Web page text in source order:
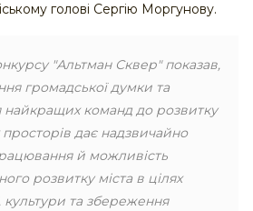
голові Сергію Моргунову.
"Альтман Сквер" показав,
громадської думки та
найкращих команд до розвитку
просторів дає надзвичайно
й можливість
розвитку міста в цілях
культури та збереження